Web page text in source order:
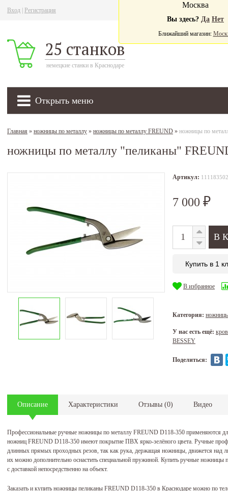
Вход Регистрация
25 станков
немецкие станки в Краснодаре
Открыть меню
Москва
Вы здесь? Да Нет
Ближайший магазин:
Главная » ножницы по металлу » ножницы по металлу FREUND » ножницы по
ножницы по металлу "пеликаны"
Артикул: 111183502
7 000 ₽
Купить в 1
В избранное
Категория:
У нас есть ещё:
BESSEY
Поделиться:
Описание Характеристики Отзывы (0) Видео
Профессиональные ручные ножницы по металлу FREUND D118-350 применяются
ножниц FREUND D118-350 имеют покрытие ПВХ ярко-зелёного цвета. Ручные
длинных прямых проходных резов, так как рука, держащая ножницы, движется над
их можно дополнительно оснастить специальной пружиной. Купить ручные
с доставкой непосредственно на объект.
Заказать и купить ножницы пеликаны FREUND D118-350 в Краснодаре можно по